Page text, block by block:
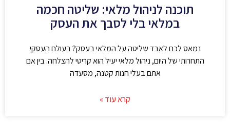
תוכנה לניהול מלאי: שליטה חכמה
במלאי בלי לסבך את העסק
נמאס לכם לאבד שליטה על המלאי בעסק? בעולם העסקי
התחרותי של היום, ניהול מלאי יעיל הוא קריטי להצלחה. בין אם
אתם בעלי חנות קטנה, מסעדה
קרא עוד »